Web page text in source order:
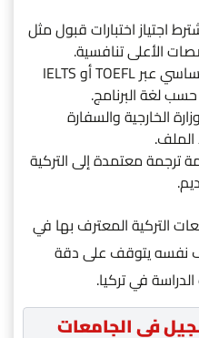
اجتياز اختبارات قبول مثل
إثبات الكفاءة اللغوية شرط أساسي عبر TOEFL أو IELTS
الخارجية والسفارة
ترجمة معتمدة إلى التركية
التركية المعترف بها في
نفسه يتوقف على دقة
في تركيا.
في الجامعات